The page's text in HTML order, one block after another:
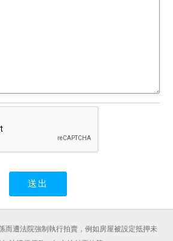
而遭法院強制執行拍賣，例如房屋被設定抵押未